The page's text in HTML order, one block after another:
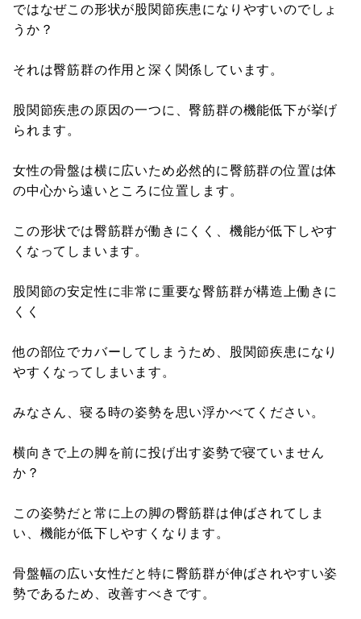
ではなぜこの形状が股関節疾患になりやすいのでしょ
うか？
それは臀筋群の作用と深く関係しています。
股関節疾患の原因の一つに、臀筋群の機能低下が挙げ
られます。
女性の骨盤は横に広いため必然的に臀筋群の位置は体
の中心から遠いところに位置します。
この形状では臀筋群が働きにくく、機能が低下しやす
くなってしまいます。
股関節の安定性に非常に重要な臀筋群が構造上働きに
くく
他の部位でカバーしてしまうため、股関節疾患になり
やすくなってしまいます。
みなさん、寝る時の姿勢を思い浮かべてください。
横向きで上の脚を前に投げ出す姿勢で寝ていません
か？
この姿勢だと常に上の脚の臀筋群は伸ばされてしま
い、機能が低下しやすくなります。
骨盤幅の広い女性だと特に臀筋群が伸ばされやすい姿
勢であるため、改善すべきです。